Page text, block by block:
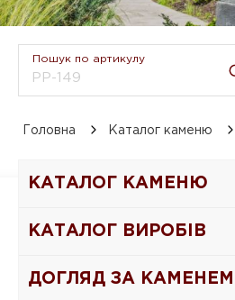
Пошук по артикулу
Головна Каталог каменю
КАТАЛОГ КАМЕНЮ
КАТАЛОГ ВИРОБІВ
ДОГЛЯД ЗА КАМЕНЕМ